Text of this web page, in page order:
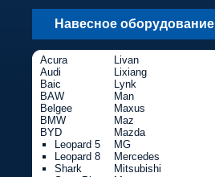
Навесное оборудование
Acura
Audi
Baic
BAW
Belgee
BMW
BYD
Leopard 5
Leopard 8
Shark
Livan
Lixiang
Lynk
Man
Maxus
Maz
Mazda
MG
Mercedes
Mitsubishi